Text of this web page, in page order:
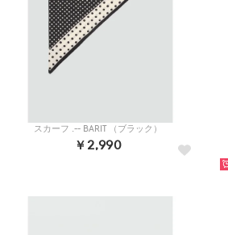
スカーフ .-- BARIT （ブラック）
￥2,990